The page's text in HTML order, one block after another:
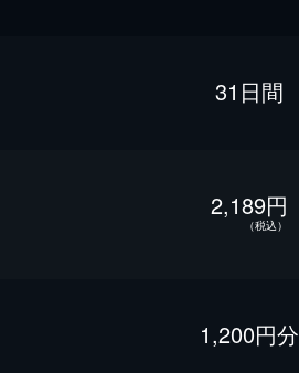
31日間
2,189円
（税込）
1,200円分